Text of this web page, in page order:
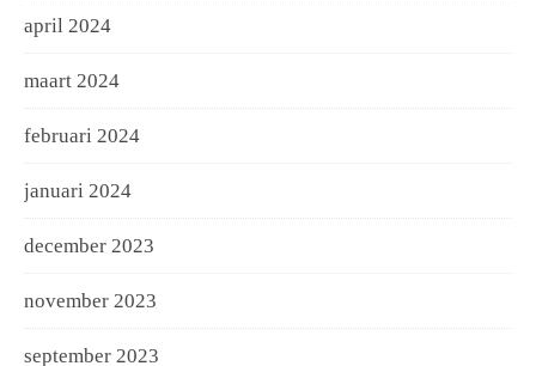
april 2024
maart 2024
februari 2024
januari 2024
december 2023
november 2023
september 2023